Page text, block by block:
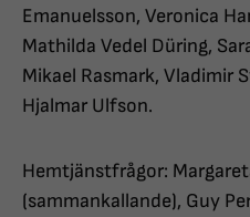
Emanuelsson, Veronica
Mathilda Vedel Düring,
Mikael Rasmark, Vladimir
Hjalmar Ulfson.
Hemtjänstfrågor:
(sammankallande), Guy